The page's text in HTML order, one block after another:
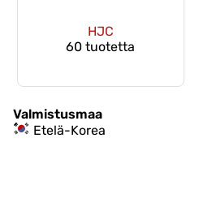
HJC
60 tuotetta
Valmistusmaa
Etelä-Korea